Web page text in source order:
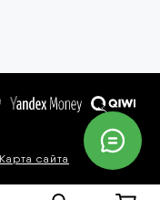
Карта сайта